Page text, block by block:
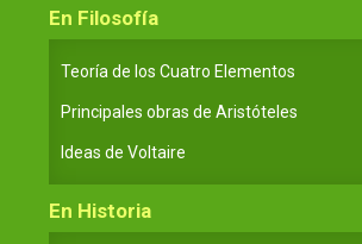
En Filosofía
Teoría de los Cuatro Elementos
Principales obras de Aristóteles
Ideas de Voltaire
En Historia